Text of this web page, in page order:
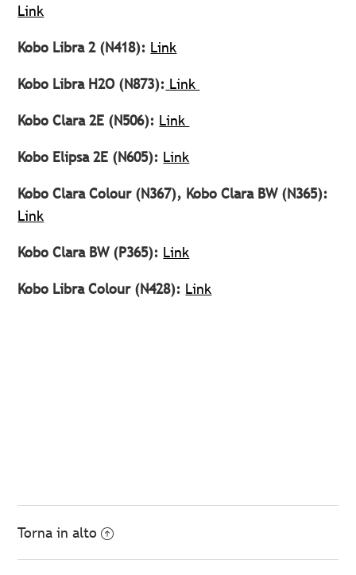
Link
Kobo Libra 2 (N418): Link
Kobo Libra H2O (N873): Link
Kobo Clara 2E (N506): Link
Kobo Elipsa 2E (N605): Link
Kobo Clara Colour (N367), Kobo Clara BW (N365):
Link
Kobo Clara BW (P365): Link
Kobo Libra Colour (N428): Link
Torna in alto